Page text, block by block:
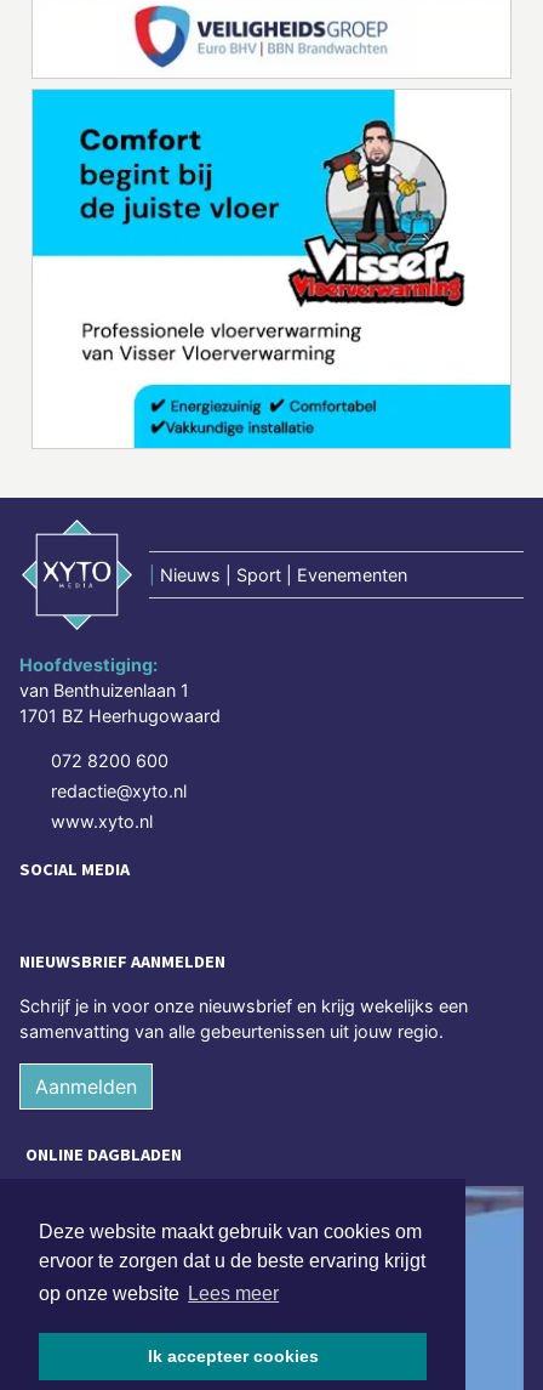
Deze website maakt gebruik van cookies om
ervoor te zorgen dat u de beste ervaring krijgt
op onze website Lees meer
Ik accepteer cookies
Nieuws | Sport | Evenementen
Hoofdvestiging:
van Benthuizenlaan 1
1701 BZ Heerhugowaard
072 8200 600
redactie@xyto.nl
www.xyto.nl
SOCIAL MEDIA
NIEUWSBRIEF AANMELDEN
Schrijf je in voor onze nieuwsbrief en krijg wekelijks een
samenvatting van alle gebeurtenissen uit jouw regio.
Aanmelden
ONLINE DAGBLADEN